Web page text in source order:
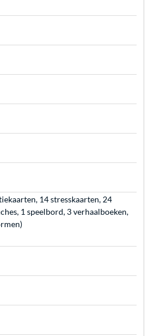
14 stresskaarten, 24
1 speelbord, 3 verhaalboeken,